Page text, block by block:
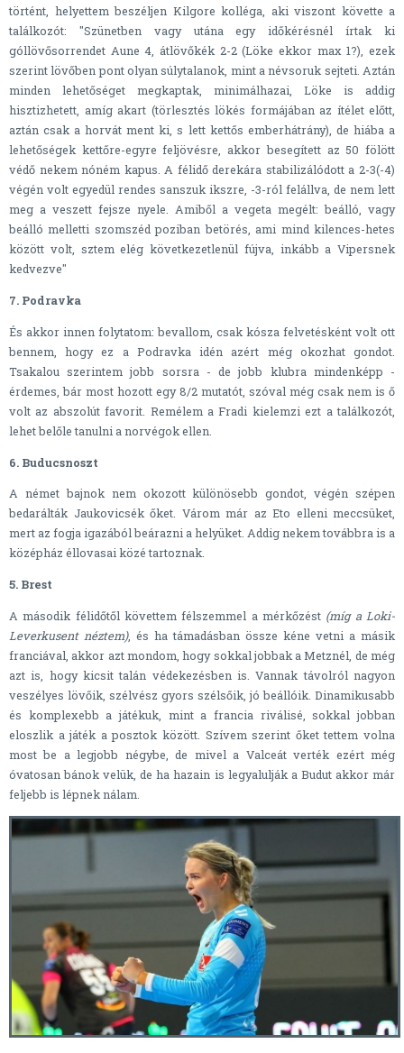
történt, helyettem beszéljen Kilgore kolléga, aki viszont követte a
találkozót: "Szünetben vagy utána egy időkérésnél írtak ki
góllövősorrendet Aune 4, átlövőkék 2-2 (Löke ekkor max 1?), ezek
szerint lövőben pont olyan súlytalanok, mint a névsoruk sejteti. Aztán
minden lehetőséget megkaptak, minimálhazai, Löke is addig
hisztizhetett, amíg akart (törlesztés lökés formájában az ítélet előtt,
aztán csak a horvát ment ki, s lett kettős emberhátrány), de hiába a
lehetőségek kettőre-egyre feljövésre, akkor besegített az 50 fölött
védő nekem nóném kapus. A félidő derekára stabilizálódott a 2-3(-4)
végén volt egyedül rendes sanszuk ikszre, -3-ról felállva, de nem lett
meg a veszett fejsze nyele. Amiből a vegeta megélt: beálló, vagy
beálló melletti szomszéd poziban betörés, ami mind kilences-hetes
között volt, sztem elég következetlenül fújva, inkább a Vipersnek
kedvezve"
7. Podravka
És akkor innen folytatom: bevallom, csak kósza felvetésként volt ott
bennem, hogy ez a Podravka idén azért még okozhat gondot.
Tsakalou szerintem jobb sorsra - de jobb klubra mindenképp -
érdemes, bár most hozott egy 8/2 mutatót, szóval még csak nem is ő
volt az abszolút favorit. Remélem a Fradi kielemzi ezt a találkozót,
lehet belőle tanulni a norvégok ellen.
6. Buducsnoszt
A német bajnok nem okozott különösebb gondot, végén szépen
bedarálták Jaukovicsék őket. Várom már az Eto elleni meccsüket,
mert az fogja igazából beárazni a helyüket. Addig nekem továbbra is a
középház éllovasai közé tartoznak.
5. Brest
A második félidőtől követtem félszemmel a mérkőzést (míg a Loki-
Leverkusent néztem), és ha támadásban össze kéne vetni a másik
franciával, akkor azt mondom, hogy sokkal jobbak a Metznél, de még
azt is, hogy kicsit talán védekezésben is. Vannak távolról nagyon
veszélyes lövőik, szélvész gyors szélsőik, jó beállóik. Dinamikusabb
és komplexebb a játékuk, mint a francia riválisé, sokkal jobban
eloszlik a játék a posztok között. Szívem szerint őket tettem volna
most be a legjobb négybe, de mivel a Valceát verték ezért még
óvatosan bánok velük, de ha hazain is legyalulják a Budut akkor már
feljebb is lépnek nálam.